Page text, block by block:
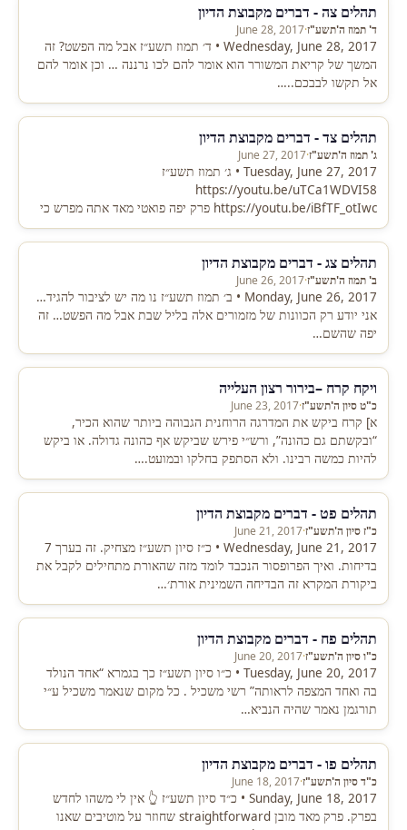
תהלים צה - דברים מקבוצת הדיון
ד' תמוז ה'תשע"ז·
June 28, 2017
Wednesday, June 28, 2017 • ד׳ תמוז תשע״ז אבל מה הפשט? זה
המשך של קריאת המשורר הוא אומר להם לכו נרננה … וכן אומר להם
אל תקשו לבבכם..…
תהלים צד - דברים מקבוצת הדיון
ג' תמוז ה'תשע"ז·
June 27, 2017
Tuesday, June 27, 2017 • ג׳ תמוז תשע״ז
https://youtu.be/uTCa1WDVI58
https://youtu.be/iBfTF_otIwc פרק יפה פואטי מאד אתה מפרש כי
עד צדק ישוב משפט לא הבנתי איך בדיוק מתפרש הפסוק? אה…
תהלים צג - דברים מקבוצת הדיון
ב' תמוז ה'תשע"ז·
June 26, 2017
Monday, June 26, 2017 • ב׳ תמוז תשע״ז נו מה יש לציבור להגיד…
אני יודע רק הכוונות של מזמורים אלה בליל שבת אבל מה הפשט… זה
יפה שהשם…
ויקח קרח –בירור רצון העלייה
כ"ט סיון ה'תשע"ז·
June 23, 2017
א] קרח ביקש את המדרגה הרוחנית הגבוהה ביותר שהוא הכיר,
“ובקשתם גם כהונה”, ורש״י פירש שביקש אף כהונה גדולה. או ביקש
להיות כמשה רבינו. ולא הסתפק בחלקו ובמועט.…
תהלים פט - דברים מקבוצת הדיון
כ"ז סיון ה'תשע"ז·
June 21, 2017
Wednesday, June 21, 2017 • כ״ז סיון תשע״ז מצחיק. זה בערך 7
בדיחות. ואיך הפרופסור הנכבד לומד מזה שהאורת מתחילים לקבל את
ביקורת המקרא זה הבדיחה השמינית אורת׳…
תהלים פח - דברים מקבוצת הדיון
כ"ו סיון ה'תשע"ז·
June 20, 2017
Tuesday, June 20, 2017 • כ״ו סיון תשע״ז כך בגמרא “אחד הנולד
בה ואחד המצפה לראותה” רשי משכיל . כל מקום שנאמר משכיל ע״י
תורגמן נאמר שהיה הנביא…
תהלים פו - דברים מקבוצת הדיון
כ"ד סיון ה'תשע"ז·
June 18, 2017
Sunday, June 18, 2017 • כ״ד סיון תשע״ז 👆 אין לי משהו לחדש
בפרק. פרק מאד מובן straightforward שחוזר על מוטיבים שאנו